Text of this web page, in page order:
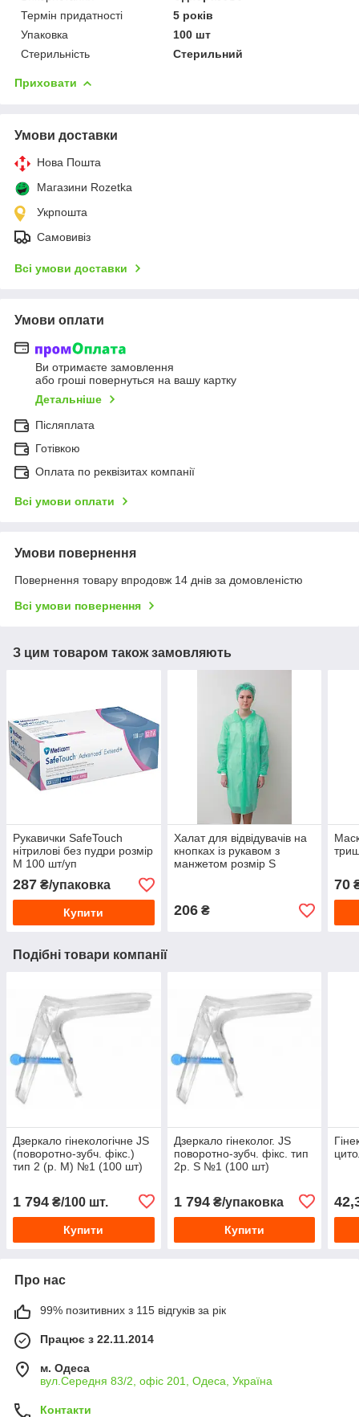
Термін придатності
5 років
Упаковка
100 шт
Стерильність
Стерильний
Приховати
Умови доставки
Нова Пошта
Магазини Rozetka
Укрпошта
Самовивіз
Всі умови доставки
Умови оплати
Ви отримаєте замовлення
або гроші повернуться на вашу картку
Детальніше
Післяплата
Готівкою
Оплата по реквізитах компанії
Всі умови оплати
Умови повернення
Повернення товару впродовж 14 днів за домовленістю
Всі умови повернення
З цим товаром також замовляють
Рукавички SafeTouch
нітрилові без пудри розмір
М 100 шт/уп
287 ₴/упаковка
Купити
Халат для відвідувачів на
кнопках із рукавом з
манжетом розмір S
206₴
70
Подібні товари компанії
Дзеркало гінекологічне JS
(поворотно-зубч. фікс.)
тип 2 (р. М) №1 (100 шт)
1 794 ₴/100 шт.
Купити
Дзеркало гінеколог. JS
поворотно-зубч. фікс. тип
2р. S №1 (100 шт)
1 794₴/упаковка
Купити
Про нас
99% позитивних з 115 відгуків за рік
Працює з 22.11.2014
м. Одеса
вул.Середня 83/2, офіс 201, Одеса, Україна
Контакти